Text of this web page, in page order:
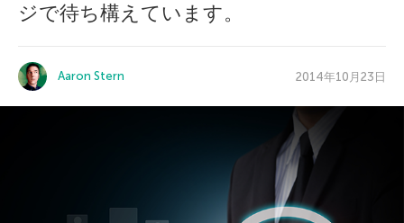
ジで待ち構えています。
Aaron Stern 2014年10月23日